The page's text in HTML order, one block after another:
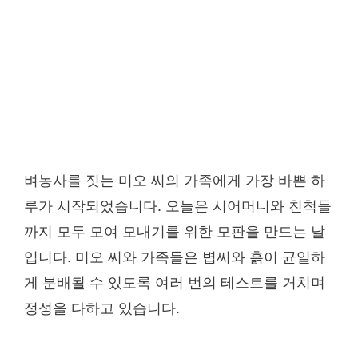
벼농사를 짓는 미오 씨의 가족에게 가장 바쁜 하
루가 시작되었습니다. 오늘은 시어머니와 친척들
까지 모두 모여 모내기를 위한 모판을 만드는 날
입니다. 미오 씨와 가족들은 볍씨와 흙이 균일하
게 분배될 수 있도록 여러 번의 테스트를 거치며
정성을 다하고 있습니다.